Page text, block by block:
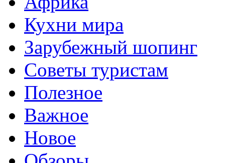
Кухни мира
Зарубежный шопинг
Советы туристам
Полезное
Важное
Новое